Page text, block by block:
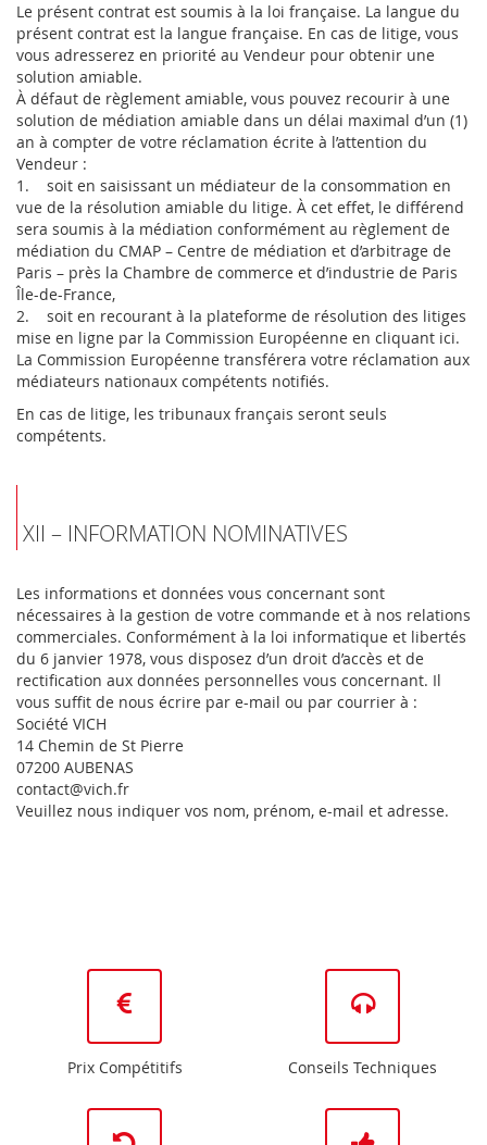
Le présent contrat est soumis à la loi française. La langue du
présent contrat est la langue française. En cas de litige, vous
vous adresserez en priorité au Vendeur pour obtenir une
solution amiable.
À défaut de règlement amiable, vous pouvez recourir à une
solution de médiation amiable dans un délai maximal d’un (1)
an à compter de votre réclamation écrite à l’attention du
Vendeur :
1. soit en saisissant un médiateur de la consommation en
vue de la résolution amiable du litige. À cet effet, le différend
sera soumis à la médiation conformément au règlement de
médiation du CMAP – Centre de médiation et d’arbitrage de
Paris – près la Chambre de commerce et d’industrie de Paris
Île-de-France,
2. soit en recourant à la plateforme de résolution des litiges
mise en ligne par la Commission Européenne en cliquant ici.
La Commission Européenne transférera votre réclamation aux
médiateurs nationaux compétents notifiés.
En cas de litige, les tribunaux français seront seuls
compétents.
XII – INFORMATION NOMINATIVES
Les informations et données vous concernant sont
nécessaires à la gestion de votre commande et à nos relations
commerciales. Conformément à la loi informatique et libertés
du 6 janvier 1978, vous disposez d’un droit d’accès et de
rectification aux données personnelles vous concernant. Il
vous suffit de nous écrire par e-mail ou par courrier à :
Société VICH
14 Chemin de St Pierre
07200 AUBENAS
contact@vich.fr
Veuillez nous indiquer vos nom, prénom, e-mail et adresse.
Prix Compétitifs Conseils Techniques